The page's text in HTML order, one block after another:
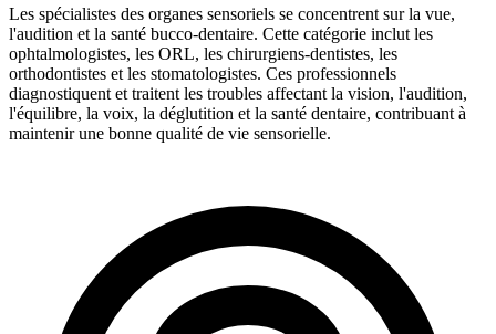
Les spécialistes des organes sensoriels se concentrent sur la vue,
l'audition et la santé bucco-dentaire. Cette catégorie inclut les
ophtalmologistes, les ORL, les chirurgiens-dentistes, les
orthodontistes et les stomatologistes. Ces professionnels
diagnostiquent et traitent les troubles affectant la vision, l'audition,
l'équilibre, la voix, la déglutition et la santé dentaire, contribuant à
maintenir une bonne qualité de vie sensorielle.